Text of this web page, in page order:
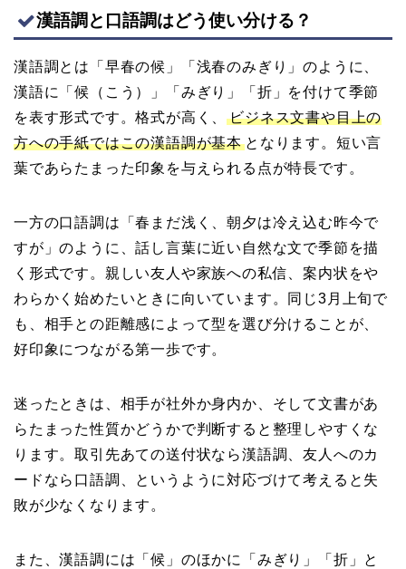
漢語調と口語調はどう使い分ける？
漢語調とは「早春の候」「浅春のみぎり」のように、
漢語に「候（こう）」「みぎり」「折」を付けて季節
を表す形式です。格式が高く、ビジネス文書や目上の
方への手紙ではこの漢語調が基本 となります。短い言
葉であらたまった印象を与えられる点が特長です。
一方の口語調は「春まだ浅く、朝夕は冷え込む昨今で
すが」のように、話し言葉に近い自然な文で季節を描
く形式です。親しい友人や家族への私信、案内状をや
わらかく始めたいときに向いています。同じ3月上旬で
も、相手との距離感によって型を選び分けることが、
好印象につながる第一歩です。
迷ったときは、相手が社外か身内か、そして文書があ
らたまった性質かどうかで判断すると整理しやすくな
ります。取引先あての送付状なら漢語調、友人へのカ
ードなら口語調、というように対応づけて考えると失
敗が少なくなります。
また、漢語調には「候」のほかに「みぎり」「折」と